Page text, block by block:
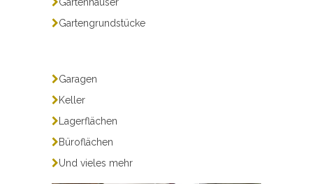
Gartenhäuser
Gartengrundstücke
Garagen
Keller
Lagerflächen
Büroflächen
Und vieles mehr